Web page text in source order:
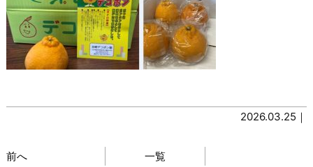
2026.03.25｜
前へ 一覧